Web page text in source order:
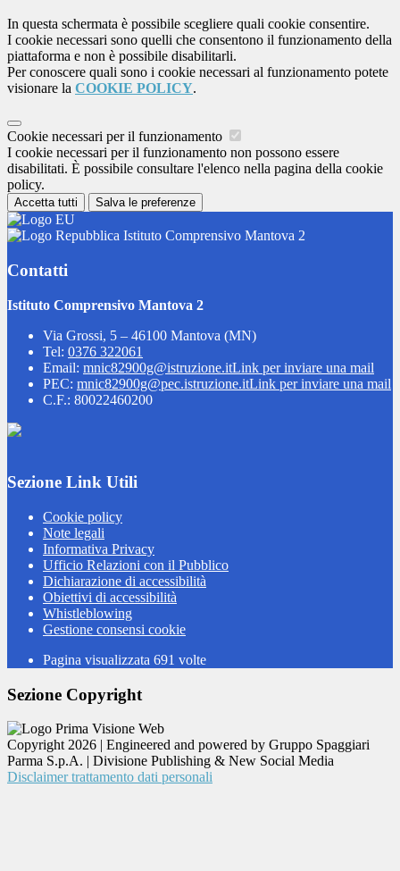
In questa schermata è possibile scegliere quali cookie consentire.
I cookie necessari sono quelli che consentono il funzionamento della
piattaforma e non è possibile disabilitarli.
Per conoscere quali sono i cookie necessari al funzionamento potete
visionare la COOKIE POLICY.
Cookie necessari per il funzionamento
I cookie necessari per il funzionamento non possono essere
disabilitati. È possibile consultare l'elenco nella pagina della cookie
policy.
Accetta tutti Salva le preferenze
Istituto Comprensivo Mantova 2
Contatti
Istituto Comprensivo Mantova 2
Via Grossi, 5 – 46100 Mantova (MN)
Tel: 0376 322061
Email: mnic82900g@istruzione.itLink per inviare una mail
PEC: mnic82900g@pec.istruzione.itLink per inviare una mail
C.F.: 80022460200
Sezione Link Utili
Cookie policy
Note legali
Informativa Privacy
Ufficio Relazioni con il Pubblico
Dichiarazione di accessibilità
Obiettivi di accessibilità
Whistleblowing
Gestione consensi cookie
Pagina visualizzata 691 volte
Sezione Copyright
Copyright 2026 | Engineered and powered by Gruppo Spaggiari
Parma S.p.A. | Divisione Publishing & New Social Media
Disclaimer trattamento dati personali